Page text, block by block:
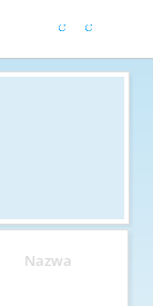
Nazwa